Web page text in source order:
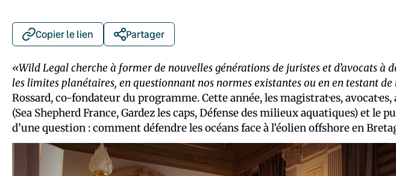
Copier le lien Partager
«Wild Legal cherche à former de nouvelles générations de juristes et d’avocats à
les limites planétaires, en questionnant nos normes existantes ou en en testant
Rossard, co-fondateur du programme. Cette année, les magistrat·es,
(Sea Shepherd France, Gardez les caps, Défense des milieux aquatiques) et le
d’une question : comment défendre les océans face à l’éolien offshore en